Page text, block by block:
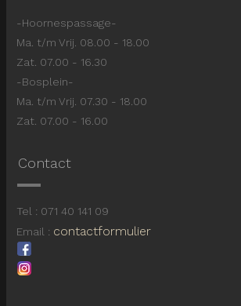
-Hoornespassage-
Ma. t/m Vrij. 08.00 - 18.00
Zat. 07.00 - 16.30
-Bosplein-
Ma. t/m Vrij. 07.30 - 18.00
Zat. 07.00 - 16.00
Contact
Tel : 071 40 141 09
Email : contactformulier